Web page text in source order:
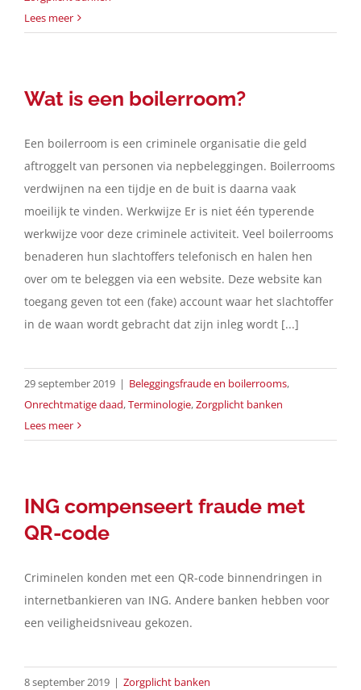
Lees meer
Wat is een boilerroom?
Een boilerroom is een criminele organisatie die geld
aftroggelt van personen via nepbeleggingen. Boilerrooms
verdwijnen na een tijdje en de buit is daarna vaak
moeilijk te vinden. Werkwijze Er is niet één typerende
werkwijze voor deze criminele activiteit. Veel boilerrooms
benaderen hun slachtoffers telefonisch en halen hen
over om te beleggen via een website. Deze website kan
toegang geven tot een (fake) account waar het slachtoffer
in de waan wordt gebracht dat zijn inleg wordt [...]
29 september 2019 | Beleggingsfraude en boilerrooms,
Onrechtmatige daad,Terminologie,Zorgplicht banken
Lees meer
ING compenseert fraude met
QR-code
Criminelen konden met een QR-code binnendringen in
internetbankieren van ING. Andere banken hebben voor
een veiligheidsniveau gekozen.
8 september 2019 | Zorgplicht banken